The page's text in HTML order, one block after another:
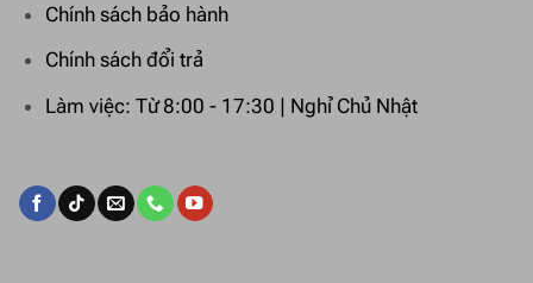
Chính sách bảo hành
Chính sách đổi trả
Làm việc: Từ 8:00 - 17:30 | Nghỉ Chủ Nhật